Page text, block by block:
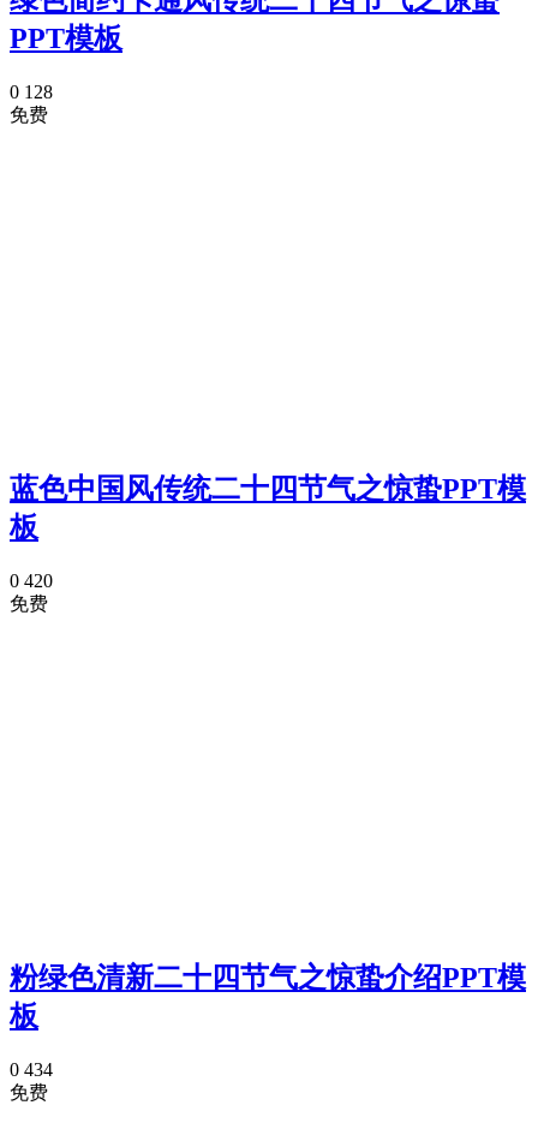
PPT模板
0 128
免费
蓝色中国风传统二十四节气之惊蛰PPT模
板
0 420
免费
粉绿色清新二十四节气之惊蛰介绍PPT模
板
0 434
免费